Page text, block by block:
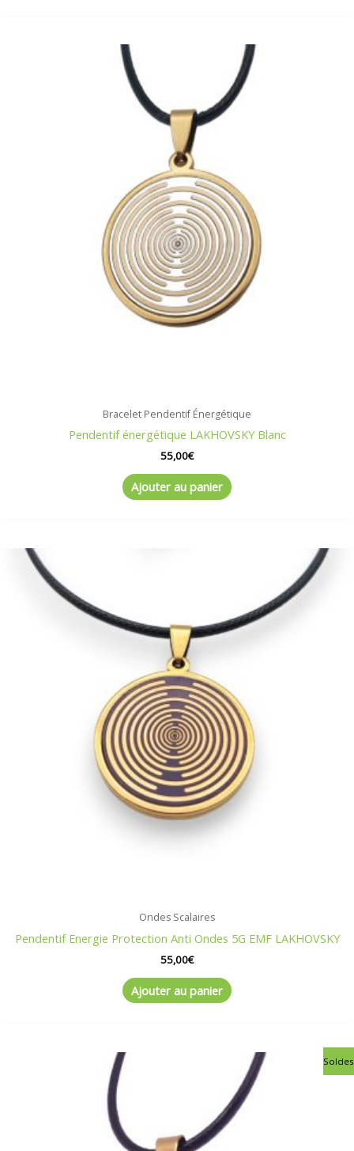
Bracelet Pendentif Énergétique
Pendentif énergétique LAKHOVSKY Blanc
55,00€
Ajouter au panier
Ondes Scalaires
Pendentif Energie Protection Anti Ondes 5G EMF LAKHOVSKY
55,00€
Ajouter au panier
actuel
est :
39,90€.